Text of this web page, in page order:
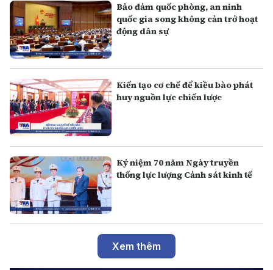
Bảo đảm quốc phòng, an ninh
quốc gia song không cản trở hoạt
động dân sự
Kiến tạo cơ chế để kiều bào phát
huy nguồn lực chiến lược
Kỷ niệm 70 năm Ngày truyền
thống lực lượng Cảnh sát kinh tế
Xem thêm